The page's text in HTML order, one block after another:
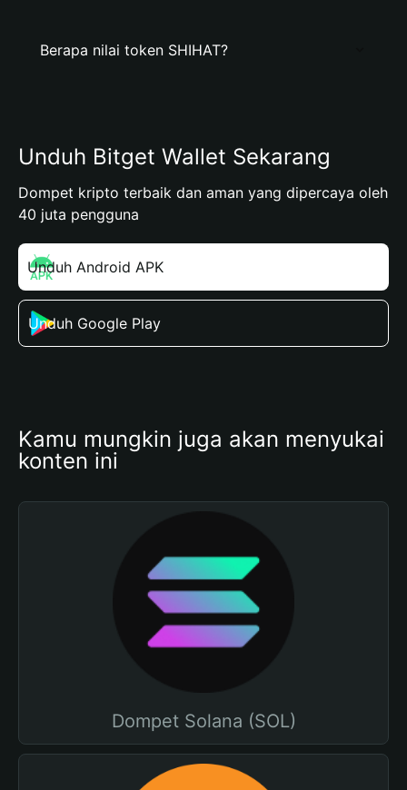
Berapa nilai token SHIHAT?
Unduh Bitget Wallet Sekarang
Dompet kripto terbaik dan aman yang dipercaya oleh
40 juta pengguna
Unduh Android APK
Unduh Google Play
Kamu mungkin juga akan menyukai
konten ini
Dompet Solana (SOL)